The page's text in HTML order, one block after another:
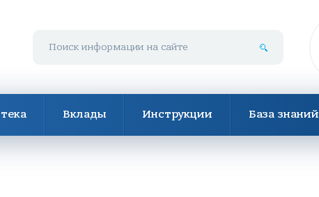
Вклады Инструкции База знаний